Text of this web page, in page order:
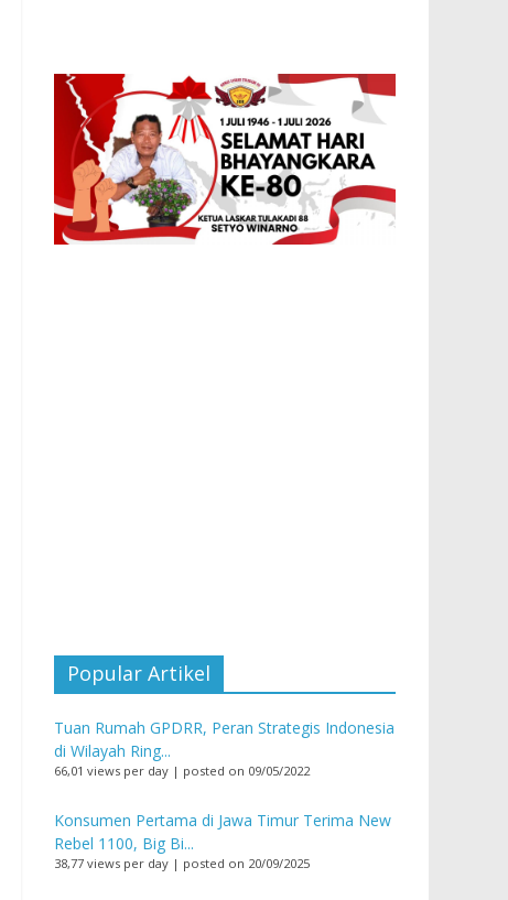
Popular Artikel
Tuan Rumah GPDRR, Peran Strategis Indonesia
di Wilayah Ring...
66,01 views per day | posted on 09/05/2022
Konsumen Pertama di Jawa Timur Terima New
Rebel 1100, Big Bi...
38,77 views per day | posted on 20/09/2025